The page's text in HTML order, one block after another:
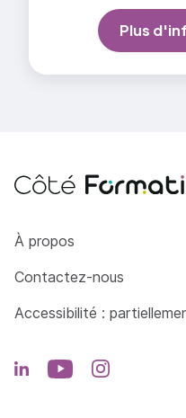
Plus
Côté Formations
À propos
Contactez-nous
Accessibilité :